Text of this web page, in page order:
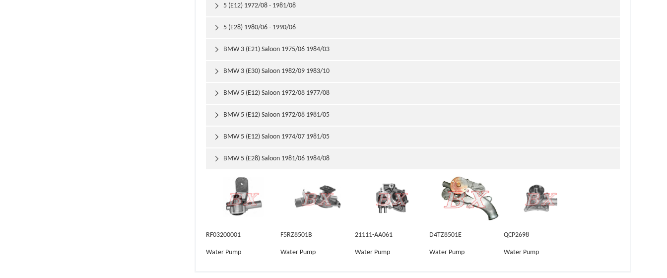
5 (E12) 1972/08 - 1981/08

5 (E28) 1980/06 - 1990/06

BMW 3 (E21) Saloon 1975/06 1984/03

BMW 3 (E30) Saloon 1982/09 1983/10

BMW 5 (E12) Saloon 1972/08 1977/08

BMW 5 (E12) Saloon 1972/08 1981/05

BMW 5 (E12) Saloon 1974/07 1981/05

BMW 5 (E28) Saloon 1981/06 1984/08

RF03200001
Water Pump
F5RZ8501B
Water Pump
21111-AA061
Water Pump
D4TZ8501E
Water Pump
QCP2698
Water Pump